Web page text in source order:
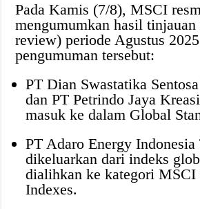
Pada Kamis (7/8), MSCI
mengumumkan hasil
review) periode Agustus
pengumuman tersebut:
PT Dian Swastatika
dan PT Petrindo Jaya
masuk ke dalam Global
PT Adaro Energy
dikeluarkan dari indeks
dialihkan ke kategori MSCI
Indexes.